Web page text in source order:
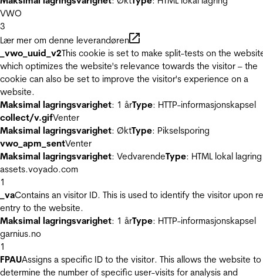
VWO
3
Lær mer om denne leverandøren
_vwo_uuid_v2This cookie is set to make split-tests on the
which optimizes the website's relevance towards the visitor – the
cookie can also be set to improve the visitor's experience on a
website.
Maksimal lagringsvarighet: 1 årType: HTTP-informasjonskapsel
collect/v.gifVenter
Maksimal lagringsvarighet: ØktType: Pikselsporing
vwo_apm_sentVenter
Maksimal lagringsvarighet: VedvarendeType: HTML lokal lagring
assets.voyado.com
1
_vaContains an visitor ID. This is used to identify the visitor upon
entry to the website.
Maksimal lagringsvarighet: 1 årType: HTTP-informasjonskapsel
garnius.no
1
FPAUAssigns a specific ID to the visitor. This allows the website to
determine the number of specific user-visits for analysis and